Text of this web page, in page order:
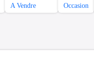
A Vendre Occasion